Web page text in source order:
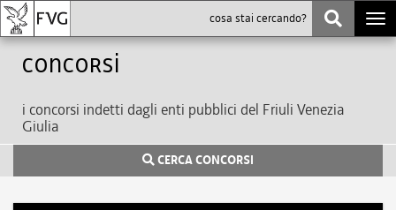
Concorsi
i concorsi indetti dagli enti pubblici del Friuli Venezia
Giulia
CERCA CONCORSI